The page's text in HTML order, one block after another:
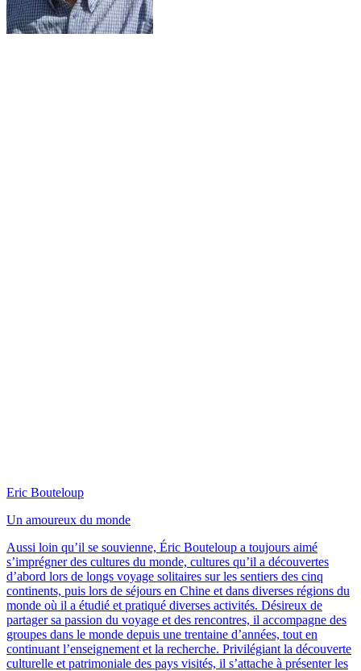
Eric Bouteloup
Un amoureux du monde
Aussi loin qu’il se souvienne, Éric Bouteloup a toujours aimé
s’imprégner des cultures du monde, cultures qu’il a découvertes
d’abord lors de longs voyage solitaires sur les sentiers des cinq
continents, puis lors de séjours en Chine et dans diverses régions du
monde où il a étudié et pratiqué diverses activités. Désireux de
partager sa passion du voyage et des rencontres, il accompagne des
groupes dans le monde depuis une trentaine d’années, tout en
continuant l’enseignement et la recherche. Privilégiant la découverte
culturelle et patrimoniale des pays visités, il s’attache à présenter les